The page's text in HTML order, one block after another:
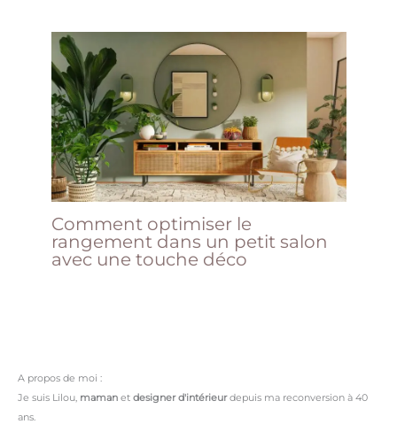
Comment optimiser le
rangement dans un petit salon
avec une touche déco
A propos de moi :
Je suis Lilou, maman et designer d'intérieurdepuis ma reconversion à 40
ans.